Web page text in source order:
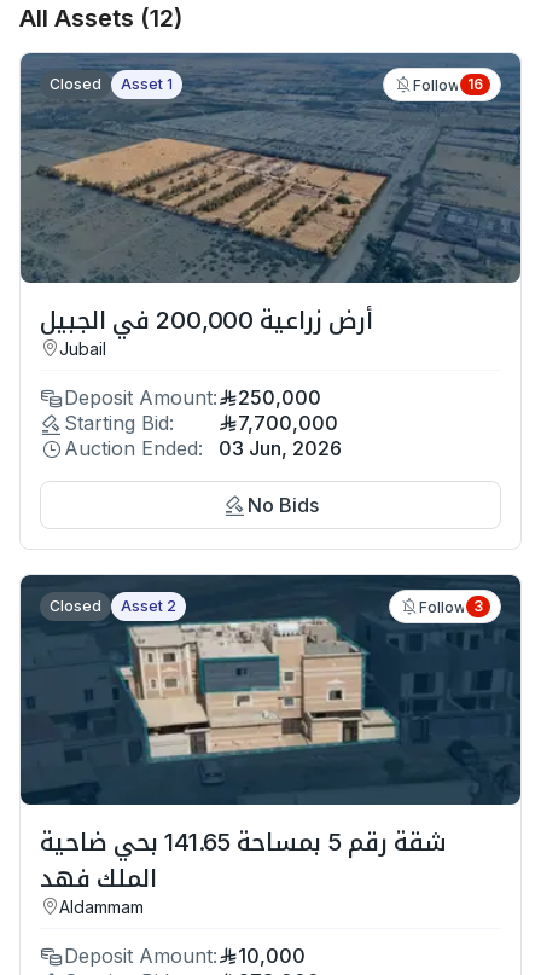
All Assets (12)
Closed Asset 1 Follow 16
أرض زراعية 200,000 في الجبيل
Jubail
Deposit Amount:
250,000
Starting Bid:
7,700,000
Auction Ended:
03 Jun, 2026
No Bids
Closed Asset 2 Follow 3
شقة رقم 5 بمساحة 141.65 بحي ضاحية
الملك فهد
Aldammam
Deposit Amount:
10,000